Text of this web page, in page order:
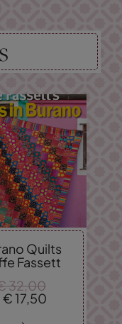
Quilts
Fassett
32,00
€17,50